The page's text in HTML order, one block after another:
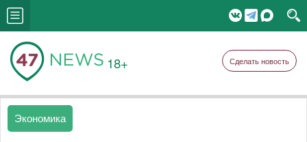
18+ Сделать новость
Экономика